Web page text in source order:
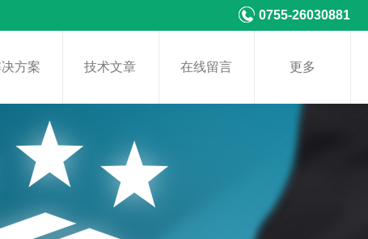
0755-26030881
方案 技术文章 在线留言 更多